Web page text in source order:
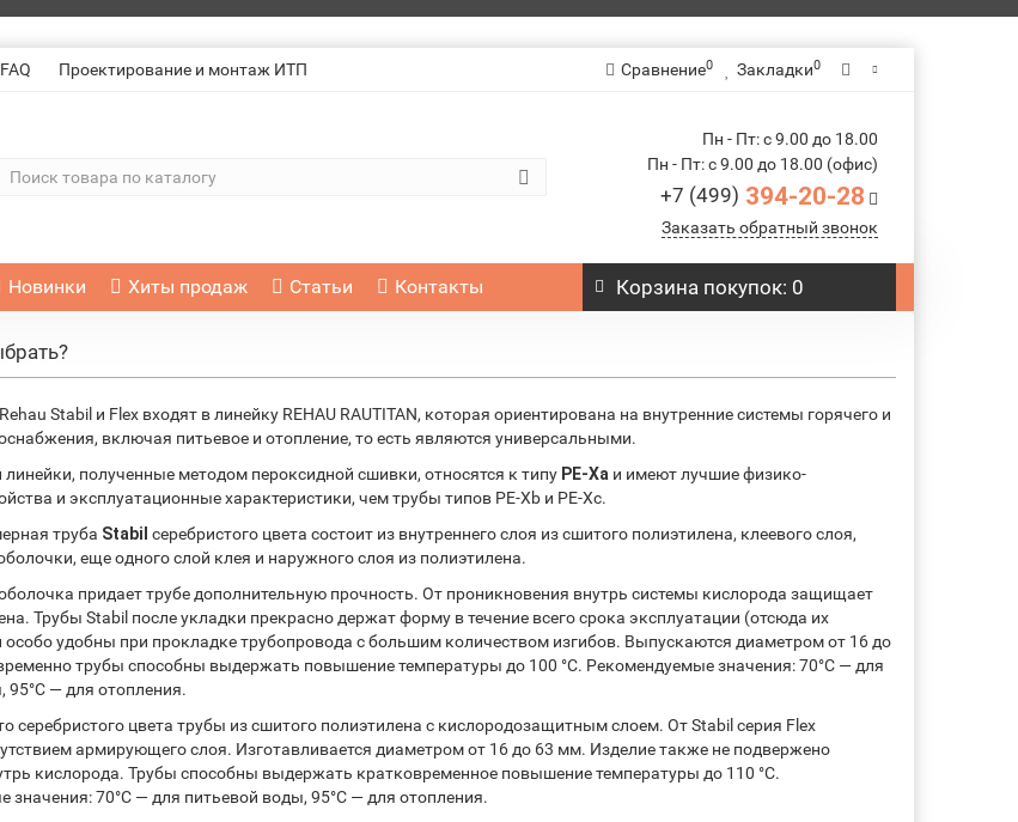
FAQ Проектирование и монтаж ИТП Сравнение0 Закладки0
Пн - Пт: с 9.00 до 18.00
Пн - Пт: с 9.00 до 18.00 (офис)
+7 (499) 394-20-28
Заказать обратный звонок
Новинки Хиты продаж Статьи Контакты Корзинапокупок: 0
Stabil и Flex входят в линейку REHAU RAUTITAN, которая ориентирована на внутренние системы горячего и
включая питьевое и отопление, то есть являются универсальными.
линейки, полученные методом пероксидной сшивки, относятся к типу PE-Xa и имеют лучшие физико-
и эксплуатационные характеристики, чем трубы типов PE-Xb и PE-Xc.
труба Stabil серебристого цвета состоит из внутреннего слоя из сшитого полиэтилена, клеевого слоя,
еще одного слой клея и наружного слоя из полиэтилена.
придает трубе дополнительную прочность. От проникновения внутрь системы кислорода защищает
Трубы Stabil после укладки прекрасно держат форму в течение всего срока эксплуатации (отсюда их
особо удобны при прокладке трубопровода с большим количеством изгибов. Выпускаются диаметром от 16 до
трубы способны выдержать повышение температуры до 100 °С. Рекомендуемые значения: 70°С — для
95°С — для отопления.
серебристого цвета трубы из сшитого полиэтилена с кислородозащитным слоем. От Stabil серия Flex
армирующего слоя. Изготавливается диаметром от 16 до 63 мм. Изделие также не подвержено
кислорода. Трубы способны выдержать кратковременное повышение температуры до 110 °С.
значения: 70°C — для питьевой воды, 95°С — для отопления.